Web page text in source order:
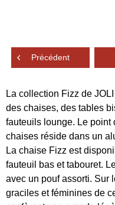
Précédent
La collection Fizz de
des chaises, des tables
fauteuils lounge. Le point
chaises réside dans un
La chaise Fizz est
fauteuil bas et tabouret.
avec un pouf assorti. Sur
graciles et féminines de